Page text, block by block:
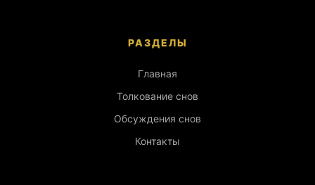
РАЗДЕЛЫ
Главная
Толкование снов
Обсуждения снов
Контакты